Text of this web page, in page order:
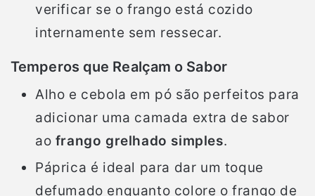
verificar se o frango está cozido
internamente sem ressecar.
Temperos que Realçam o Sabor
Alho e cebola em pó são perfeitos para
adicionar uma camada extra de sabor
ao frango grelhado simples.
Páprica é ideal para dar um toque
defumado enquanto colore o frango de